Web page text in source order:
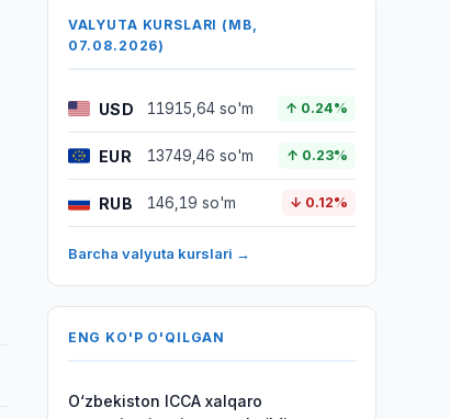
VALYUTA KURSLARI (MB,
07.08.2026)
USD 11915,64 so'm ↑ 0.24%
EUR 13749,46 so'm ↑ 0.23%
RUB 146,19 so'm ↓ 0.12%
Barcha valyuta kurslari →
ENG KO'P O'QILGAN
O‘zbekiston ICCA xalqaro